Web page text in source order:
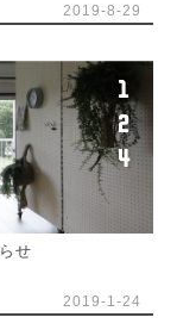
2019-8-29
1
2
4
せ
2019-1-24